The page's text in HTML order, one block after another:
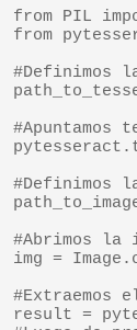
from PIL
from
#Definimos
#Definimos
#Abrimos la
img =
#Extraemos
result =